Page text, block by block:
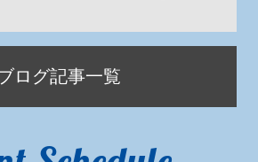
ログ記事一覧